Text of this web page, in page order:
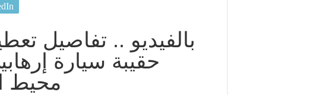
بالفيديو .. تفاصيل
حقيبة سيارة
محيط